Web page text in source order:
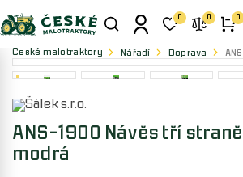
0 0 0
České malotraktory Nářadí Doprava
ANS-1900 Návěs tří
modrá